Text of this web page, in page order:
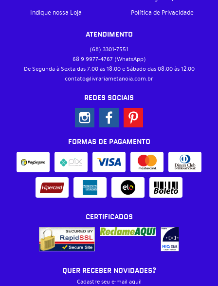
Indique nossa Loja
Política de Privacidade
ATENDIMENTO
(68) 3301-7551
68 9 9977-4767 (WhatsApp)
De Segunda à Sexta das 7:00 às 18:00 e Sábado das 08:00 às 12:00
contato@livrariametanoia.com.br
REDES SOCIAIS
FORMAS DE PAGAMENTO
CERTIFICADOS
QUER RECEBER NOVIDADES?
Cadastre seu e-mail aqui!